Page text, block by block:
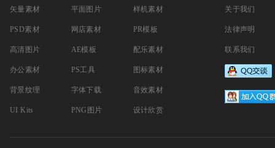
矢量素材
PSD素材
高清图片
办公素材
背景纹理
UI Kits
平面图片
网店素材
AE模板
PS工具
字体下载
PNG图片
样机素材
PR模板
配乐素材
图标素材
音效素材
设计欣赏
关于我们
法律声明
联系我们